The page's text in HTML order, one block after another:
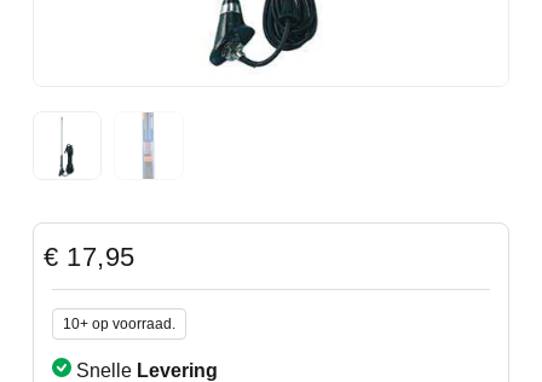
€ 17,95
10+ op voorraad.
Snelle Levering